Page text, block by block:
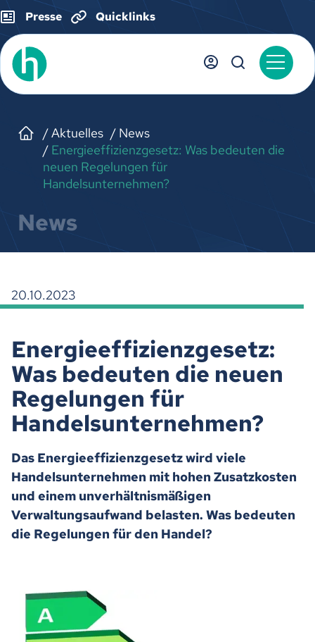
Presse Quicklinks
Aktuelles
News
Energieeffizienzgesetz: Was bedeuten die
neuen Regelungen für
Handelsunternehmen?
News
20.10.2023
Energieeffizienzgesetz:
Was bedeuten die neuen
Regelungen für
Handelsunternehmen?
Das Energieeffizienzgesetz wird viele
Handelsunternehmen mit hohen Zusatzkosten
und einem unverhältnismäßigen
Verwaltungsaufwand belasten. Was bedeuten
die Regelungen für den Handel?